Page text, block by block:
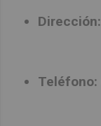
Dirección:
Teléfono: